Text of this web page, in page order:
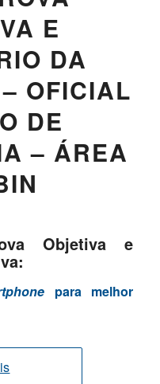
E
DA
OFICIAL
DE
– ÁREA
Objetiva e
para melhor